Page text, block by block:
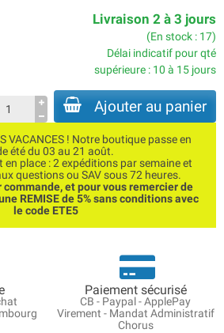
Livraison 2 à 3 jours
(En stock : 17)
Délai indicatif pour qté
supérieure : 10 à 15 jours
Ajouter au panier
VACANCES ! Notre boutique passe en
été du 03 au 21 août.
en place : 2 expéditions par semaine et
questions ou SAV sous 72 heures.
commande, et pour vous remercier de
REMISE de 5% sans conditions avec
le code ETE5
Paiement sécurisé
CB - Paypal - ApplePay
Virement - Mandat Administratif
Chorus